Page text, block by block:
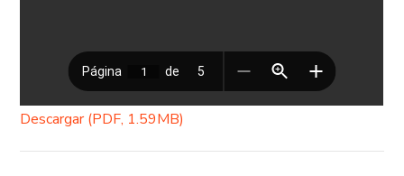
Descargar (PDF, 1.59MB)